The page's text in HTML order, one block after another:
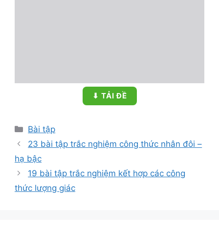
⬇ TẢI ĐỀ
Danh
mục
Bài tập
23 bài tập trắc nghiệm công thức nhân đôi –
hạ bậc
19 bài tập trắc nghiệm kết hợp các công
thức lượng giác